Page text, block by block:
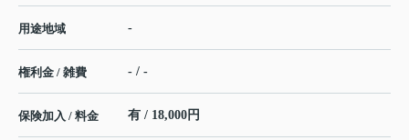
用途地域 -
権利金 / 雑費 - / -
保険加入 / 料金 有 / 18,000円